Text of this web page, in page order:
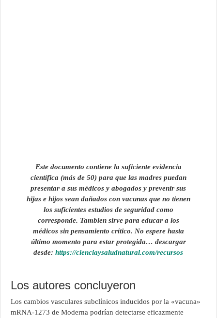
Este documento contiene la suficiente evidencia
científica (más de 50) para que las madres puedan
presentar a sus médicos y abogados y prevenir sus
hijas e hijos sean dañados con vacunas que no tienen
los suficientes estudios de seguridad como
corresponde. Tambien sirve para educar a los
médicos sin pensamiento crítico. No espere hasta
último momento para estar protegida… descargar
desde:https://cienciaysaludnatural.com/recursos
Los autores concluyeron
Los cambios vasculares subclínicos inducidos por la «vacuna»
mRNA-1273 de Moderna podrían detectarse eficazmente